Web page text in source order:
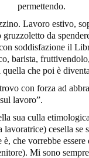
permettendo.
Lavoro estivo,
da
soddisfazione il
barista,
che poi è
con forza ad
lavoro”.
sua culla
cesella se
che vorrebbe
Mi sono